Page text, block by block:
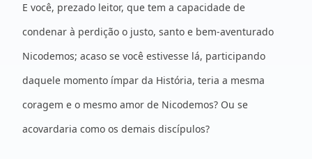
E você, prezado leitor, que tem a capacidade de
condenar à perdição o justo, santo e bem-aventurado
Nicodemos; acaso se você estivesse lá, participando
daquele momento ímpar da História, teria a mesma
coragem e o mesmo amor de Nicodemos? Ou se
acovardaria como os demais discípulos?